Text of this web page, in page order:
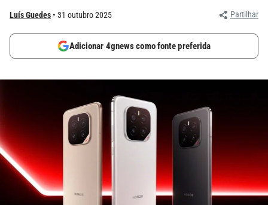
Luís Guedes 31 outubro 2025 Partilhar
Adicionar 4gnews como fonte preferida